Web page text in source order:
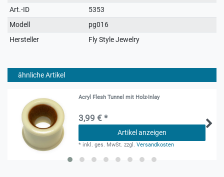
Merkmal
Art.-ID
5353
Modell
pg016
Hersteller
Fly Style Jewelry
ähnliche Artikel
Acryl Flesh Tunnel mit Holz-Inlay
3,99 € *
Artikel anzeigen
* inkl. ges. MwSt. zzgl.Versandkosten